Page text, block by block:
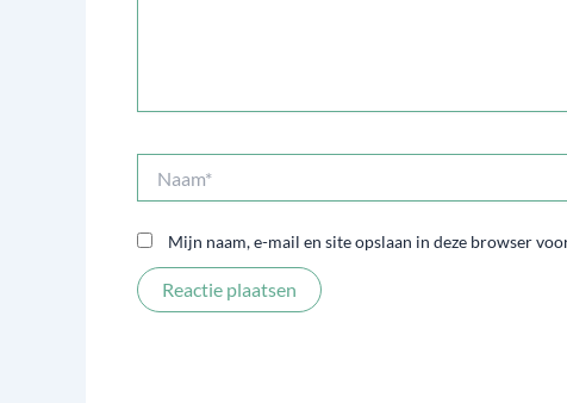
Mijn naam, e-mail en site opslaan in deze browser